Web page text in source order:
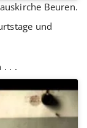
Beuren.
und
. . .